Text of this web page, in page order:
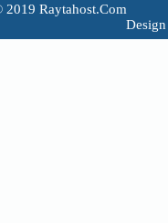
Raytahost.Com